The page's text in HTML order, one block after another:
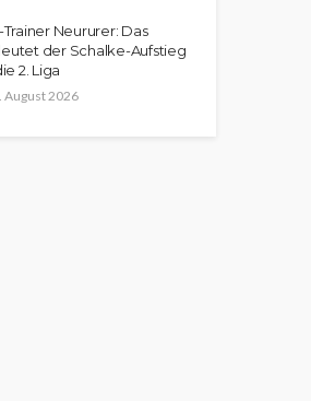
Trainer Neururer: Das
der Schalke-Aufstieg
2. Liga
August 2026